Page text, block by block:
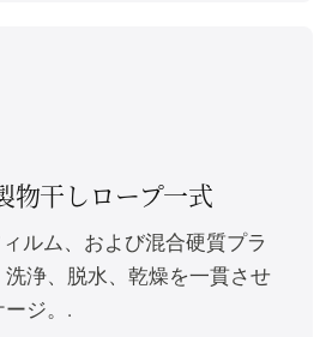
物干しロープ一式
ルム、および混合硬質プラ
浄、脱水、乾燥を一貫させ
ジ。.